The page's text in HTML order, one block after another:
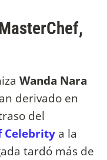
Wanda Nara
derivado en
del
Celebrity a la
tardó más de